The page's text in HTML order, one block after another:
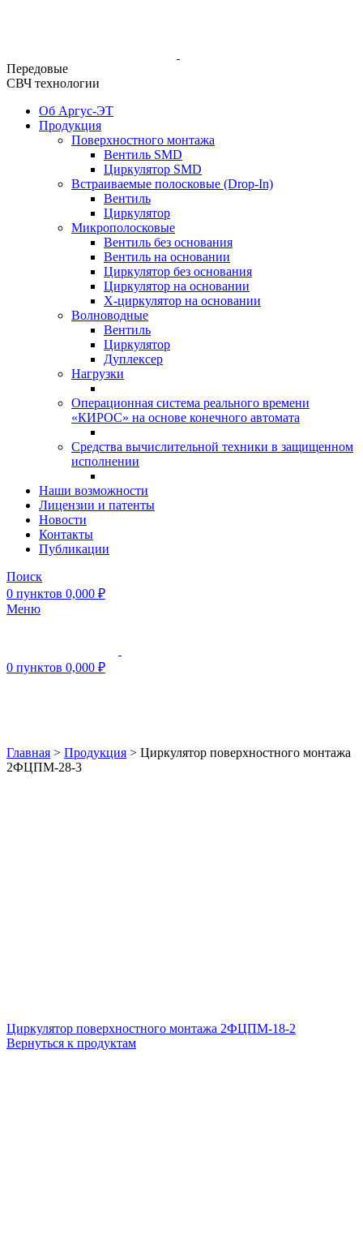
Передовые
СВЧ технологии
Об Аргус-ЭТ
Продукция
Поверхностного монтажа
Вентиль SMD
Циркулятор SMD
Встраиваемые полосковые (Drop-In)
Вентиль
Циркулятор
Микрополосковые
Вентиль без основания
Вентиль на основании
Циркулятор без основания
Циркулятор на основании
Х-циркулятор на основании
Волноводные
Вентиль
Циркулятор
Дуплексер
Нагрузки
Операционная система реального времени
«КИРОС» на основе конечного автомата
Средства вычислительной техники в защищенном
исполнении
Наши возможности
Лицензии и патенты
Новости
Контакты
Публикации
Поиск
0 пунктов 0,000 ₽
Меню
0 пунктов 0,000 ₽
Главная > Продукция > Циркулятор поверхностного монтажа
2ФЦПМ-28-3
Циркулятор поверхностного монтажа 2ФЦПМ-18-2
Вернуться к продуктам